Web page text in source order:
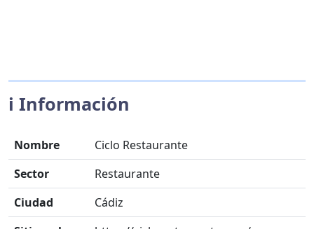
ℹ️ Información
Nombre
Ciclo Restaurante
Sector
Restaurante
Ciudad
Cádiz